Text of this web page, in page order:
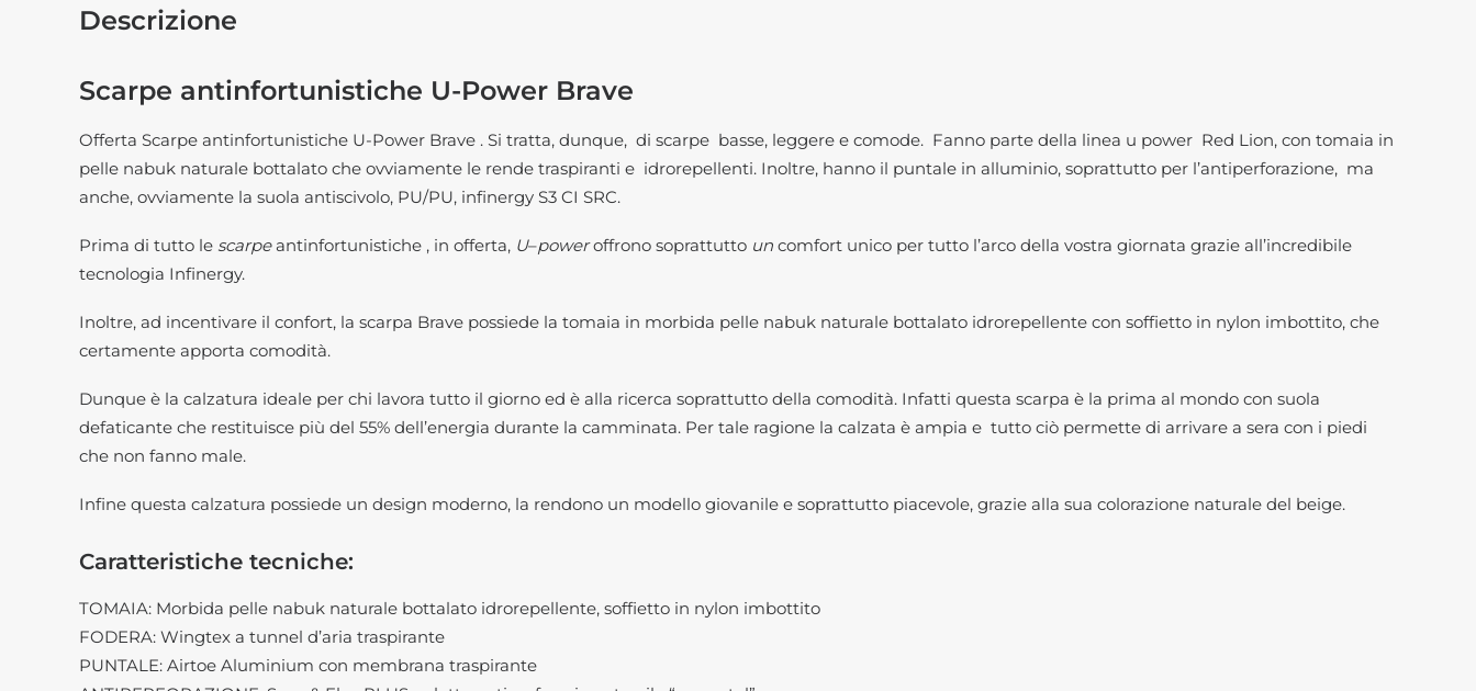
Descrizione
Scarpe antinfortunistiche U-Power Brave
Offerta Scarpe antinfortunistiche U-Power Brave . Si tratta, dunque, di scarpe basse, leggere e comode. Fanno parte della linea u power Red Lion, con tomaia in
pelle nabuk naturale bottalato che ovviamente le rende traspiranti e idrorepellenti. Inoltre, hanno il puntale in alluminio, soprattutto per l’antiperforazione, ma
anche, ovviamente la suola antiscivolo, PU/PU, infinergy S3 CI SRC.
Prima di tutto le scarpeantinfortunistiche , in offerta, U–poweroffrono soprattutto un comfort unico per tutto l’arco della vostra giornata grazie all’incredibile
tecnologia Infinergy.
Inoltre, ad incentivare il confort, la scarpa Brave possiede la tomaia in morbida pelle nabuk naturale bottalato idrorepellente con soffietto in nylon imbottito, che
certamente apporta comodità.
Dunque è la calzatura ideale per chi lavora tutto il giorno ed è alla ricerca soprattutto della comodità. Infatti questa scarpa è la prima al mondo con suola
defaticante che restituisce più del 55% dell’energia durante la camminata. Per tale ragione la calzata è ampia e tutto ciò permette di arrivare a sera con i piedi
che non fanno male.
Infine questa calzatura possiede un design moderno, la rendono un modello giovanile e soprattutto piacevole, grazie alla sua colorazione naturale del beige.
Caratteristiche tecniche:
TOMAIA: Morbida pelle nabuk naturale bottalato idrorepellente, soffietto in nylon imbottito
FODERA: Wingtex a tunnel d’aria traspirante
PUNTALE: Airtoe Aluminium con membrana traspirante